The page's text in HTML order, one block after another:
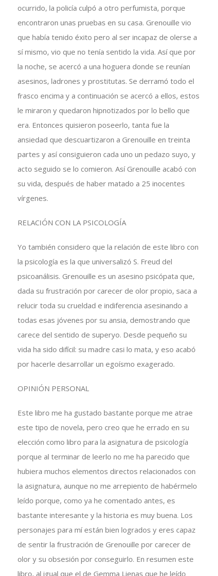
ocurrido, la policía culpó a otro perfumista, porque
encontraron unas pruebas en su casa. Grenouille vio
que había tenido éxito pero al ser incapaz de olerse a
sí mismo, vio que no tenía sentido la vida. Así que por
la noche, se acercó a una hoguera donde se reunían
asesinos, ladrones y prostitutas. Se derramó todo el
frasco encima y a continuación se acercó a ellos, estos
le miraron y quedaron hipnotizados por lo bello que
era. Entonces quisieron poseerlo, tanta fue la
ansiedad que descuartizaron a Grenouille en treinta
partes y así consiguieron cada uno un pedazo suyo, y
acto seguido se lo comieron. Así Grenouille acabó con
su vida, después de haber matado a 25 inocentes
vírgenes.
RELACIÓN CON LA PSICOLOGÍA
Yo también considero que la relación de este libro con
la psicología es la que universalizó S. Freud del
psicoanálisis. Grenouille es un asesino psicópata que,
dada su frustración por carecer de olor propio, saca a
relucir toda su crueldad e indiferencia asesinando a
todas esas jóvenes por su ansia, demostrando que
carece del sentido de superyo. Desde pequeño su
vida ha sido difícil: su madre casi lo mata, y eso acabó
por hacerle desarrollar un egoísmo exagerado.
OPINIÓN PERSONAL
Este libro me ha gustado bastante porque me atrae
este tipo de novela, pero creo que he errado en su
elección como libro para la asignatura de psicología
porque al terminar de leerlo no me ha parecido que
hubiera muchos elementos directos relacionados con
la asignatura, aunque no me arrepiento de habérmelo
leído porque, como ya he comentado antes, es
bastante interesante y la historia es muy buena. Los
personajes para mí están bien logrados y eres capaz
de sentir la frustración de Grenouille por carecer de
olor y su obsesión por conseguirlo. En resumen este
libro, al igual que el de Gemma Lienas que he leído